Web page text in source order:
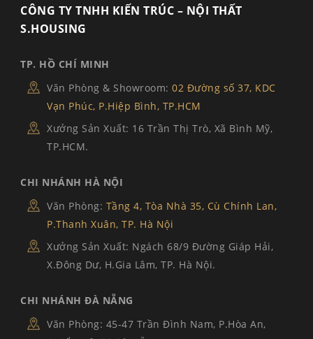
CÔNG TY TNHH KIẾN TRÚC – NỘI THẤT
S.HOUSING
TP. HỒ CHÍ MINH
Văn Phòng & Showroom: 02 Đường số 37, KDC
Vạn Phúc, P.Hiệp Bình, TP.HCM
Xưởng Sản Xuất: 16 Trần Thị Trò, Xã Bình Mỹ,
TP.HCM.
CHI NHÁNH HÀ NỘI
Văn Phòng: Tầng 4, Tòa Nhà 35, Cù Chính Lan,
P.Thanh Xuân, TP. Hà Nội
Xưởng Sản Xuất: Ngách 68/9 Đường Giáp Hải,
X.Đông Dư, H.Gia Lâm, TP. Hà Nội.
CHI NHÁNH ĐÀ NẴNG
Văn Phòng: 45-47 Trần Đình Nam, P.Hòa An,